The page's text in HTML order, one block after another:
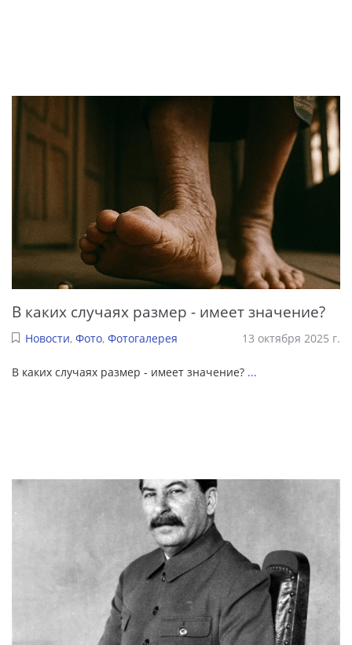
В каких случаях размер - имеет значение?
Новости, Фото, Фотогалерея 13 октября 2025 г.
В каких случаях размер - имеет значение? ...